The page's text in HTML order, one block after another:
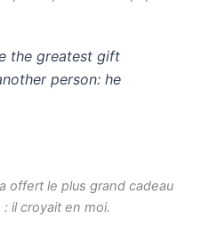
the greatest gift
person: he
offert le plus grand cadeau
: il croyait en moi.